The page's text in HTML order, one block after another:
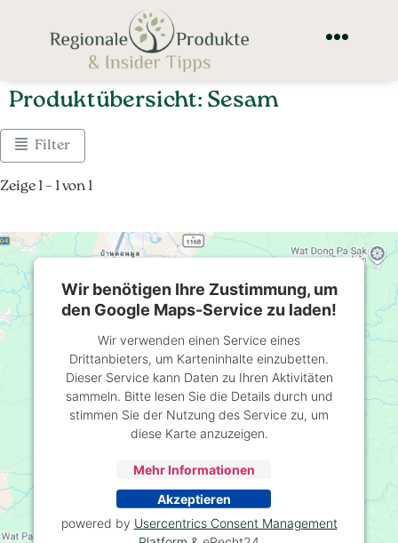
Produktübersicht: Sesam
Filter
Zeige 1 – 1 von 1
Wir benötigen Ihre Zustimmung, um
den Google Maps-Service zu laden!
Wir verwenden einen Service eines
Drittanbieters, um Karteninhalte einzubetten.
Dieser Service kann Daten zu Ihren Aktivitäten
sammeln. Bitte lesen Sie die Details durch und
stimmen Sie der Nutzung des Service zu, um
diese Karte anzuzeigen.
Mehr Informationen
Akzeptieren
powered by Usercentrics Consent Management